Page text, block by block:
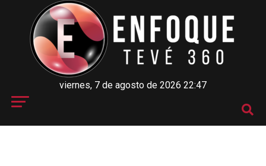
viernes, 7 de agosto de 2026 22:47